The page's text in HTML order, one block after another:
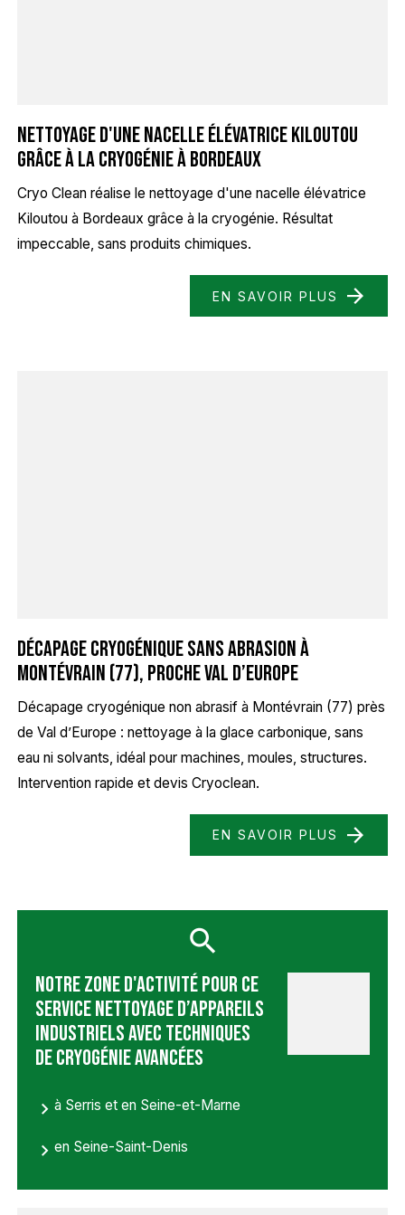
Nettoyage d'une nacelle élévatrice Kiloutou
grâce à la Cryogénie à Bordeaux
Cryo Clean réalise le nettoyage d'une nacelle élévatrice
Kiloutou à Bordeaux grâce à la cryogénie. Résultat
impeccable, sans produits chimiques.
EN SAVOIR PLUS
Décapage cryogénique sans abrasion à
Montévrain (77), proche Val d’Europe
Décapage cryogénique non abrasif à Montévrain (77) près
de Val d’Europe : nettoyage à la glace carbonique, sans
eau ni solvants, idéal pour machines, moules, structures.
Intervention rapide et devis Cryoclean.
EN SAVOIR PLUS
Notre zone d'activité pour ce
service Nettoyage d’appareils
industriels avec techniques
de cryogénie avancées
à Serris et en Seine-et-Marne
en Seine-Saint-Denis